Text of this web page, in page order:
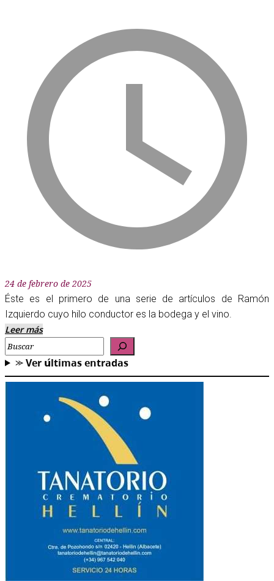
24 de febrero de 2025
Éste es el primero de una serie de artículos de Ramón
Izquierdo cuyo hilo conductor es la bodega y el vino.
Leer más
Buscar
⪼ 𝗩𝗲𝗿 𝘂́𝗹𝘁𝗶𝗺𝗮𝘀 𝗲𝗻𝘁𝗿𝗮𝗱𝗮𝘀